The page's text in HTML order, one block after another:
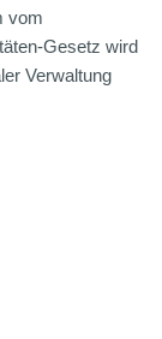
vom
Gesetz wird
Verwaltung